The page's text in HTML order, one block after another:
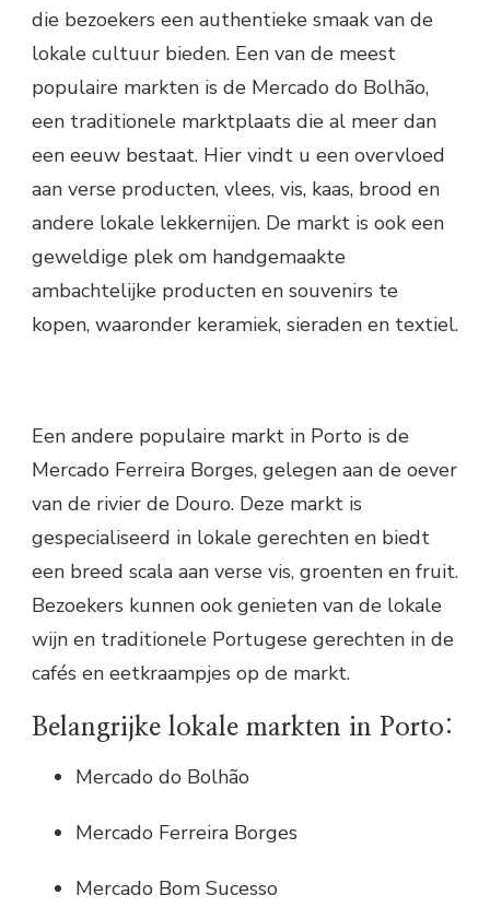
die bezoekers een authentieke smaak van de
lokale cultuur bieden. Een van de meest
populaire markten is de Mercado do Bolhão,
een traditionele marktplaats die al meer dan
een eeuw bestaat. Hier vindt u een overvloed
aan verse producten, vlees, vis, kaas, brood en
andere lokale lekkernijen. De markt is ook een
geweldige plek om handgemaakte
ambachtelijke producten en souvenirs te
kopen, waaronder keramiek, sieraden en textiel.
Een andere populaire markt in Porto is de
Mercado Ferreira Borges, gelegen aan de oever
van de rivier de Douro. Deze markt is
gespecialiseerd in lokale gerechten en biedt
een breed scala aan verse vis, groenten en fruit.
Bezoekers kunnen ook genieten van de lokale
wijn en traditionele Portugese gerechten in de
cafés en eetkraampjes op de markt.
Belangrijke lokale markten in Porto:
Mercado do Bolhão
Mercado Ferreira Borges
Mercado Bom Sucesso